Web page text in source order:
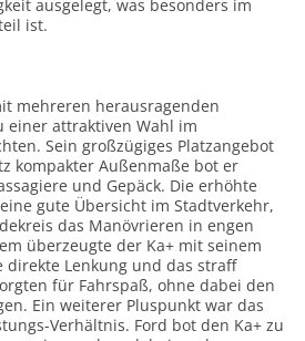
ausgelegt, was besonders im
ist.
mehreren herausragenden
einer attraktiven Wahl im
Sein großzügiges Platzangebot
kompakter Außenmaße bot er
und Gepäck. Die erhöhte
gute Übersicht im Stadtverkehr,
das Manövrieren in engen
überzeugte der Ka+ mit seinem
direkte Lenkung und das straff
für Fahrspaß, ohne dabei den
Ein weiterer Pluspunkt war das
Verhältnis. Ford bot den Ka+ zu